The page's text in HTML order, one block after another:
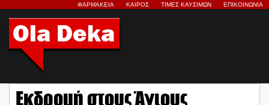
ΦΑΡΜΑΚΕΙΑ ΚΑΙΡΟΣ ΤΙΜΕΣ ΚΑΥΣΙΜΩΝ ΕΠΙΚΟΙΝΩΝΙΑ
Εκδρομή στους Άγιους